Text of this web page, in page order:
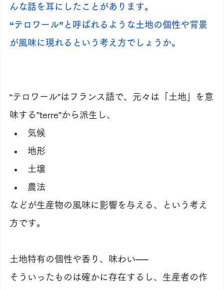
んな話を耳にしたことがあります。
“テロワール”と呼ばれるような土地の個性や背景
が風味に現れるという考え方でしょうか。
“テロワール”はフランス語で、元々は「土地」を意
味する”terre”から派生し、
気候
地形
土壌
農法
などが生産物の風味に影響を与える、という考え
方です。
土地特有の個性や香り、味わい──
そういったものは確かに存在するし、生産者の作